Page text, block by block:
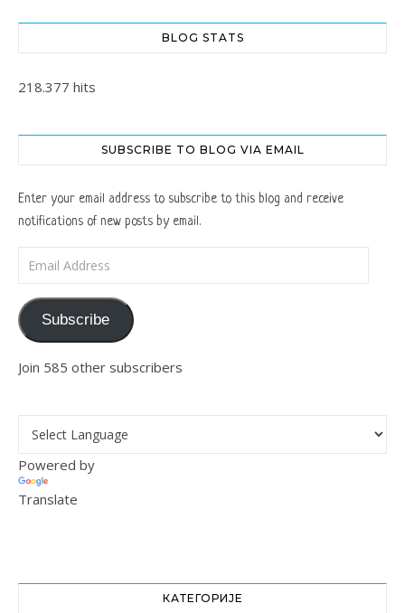
BLOG STATS
218.377 hits
SUBSCRIBE TO BLOG VIA EMAIL
Enter your email address to subscribe to this blog and receive
notifications of new posts by email.
Subscribe
Join 585 other subscribers
Powered by
Translate
КАТЕГОРИЈЕ